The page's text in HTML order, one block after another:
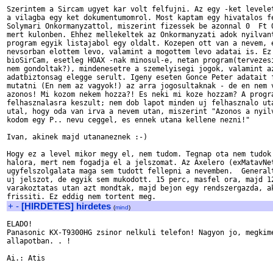
Szerintem a Sircam ugyet kar volt felfujni. Az egy -ket
a vilagba egy ket dokumentumomrol. Most kaptam egy
Solymari Onkormanyzattol, miszerint fizessek be azonnal 0
mert kulonben. Ehhez mellekeltek az Onkormanyzati adok
program egyik listajabol egy oldalt. Kozepen ott van a nevem,
nevsorban elottem levo, valamint a mogottem levo adatai is. Ez
bioSirCam, esetleg HOAX -nak minosul-e, netan
nem gondoltak?), mindenesetre a szemelyisegi jogok, valamint
adatbiztonsag elegge serult. Igeny eseten Gonce Peter adatait
mutatni (En nem az vagyok!) az arra jogosultaknak - de en nem
azonos! Mi kozom nekem hozza?! Es neki mi koze hozzam? A
felhasznalasra keszult; nem dob lapot minden uj felhasznalo
utal, hogy oda van irva a nevem utan, miszerint "Azonos a
kodom egy P.. nevu ceggel, es ennek utana kellene nezni!"
Ivan, akinek majd utananeznek :-)
Hogy ez a level mikor megy el, nem tudom. Tegnap ota nem
halora, mert nem fogadja el a jelszomat. Az Axelero
ugyfelszolgalata maga sem tudott fellepni a nevemben.
uj jelszot, de egyik sem mukodott. 15 perc, masfel ora, majd
varakoztatas utan azt mondtak, majd bejon egy rendszergazda,
+ - [HIRDETES] hirdetes (mind)
ELADO!
Panasonic KX-T9300HG zsinor nelkuli telefon! Nagyon jo,
allapotban. . !
Ai.: Atis